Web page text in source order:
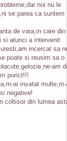
noi nu le
se parea ca suntem
de vara,in care din
si atunci a intervenit
incercat sa
poate si reusim sa o
am
punct!!!
ai invatat
negative!
coltisor din lumea